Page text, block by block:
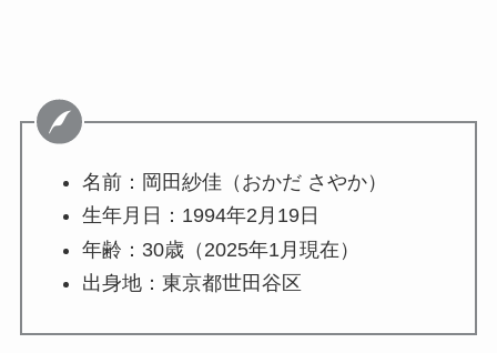
名前： 岡田紗佳（おかだ さやか）
生年月日： 1994年2月19日
年齢：30歳（2025年1月現在）
出身地： 東京都世田谷区